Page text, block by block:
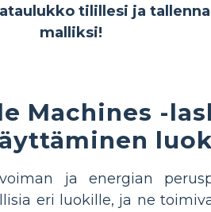
tilillesi ja
malliksi!
Machines -
ja energian
eri luokille, ja ne